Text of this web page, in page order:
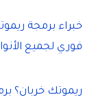
خبراء برمجة
فوري لجميع
ريموتك خربان؟